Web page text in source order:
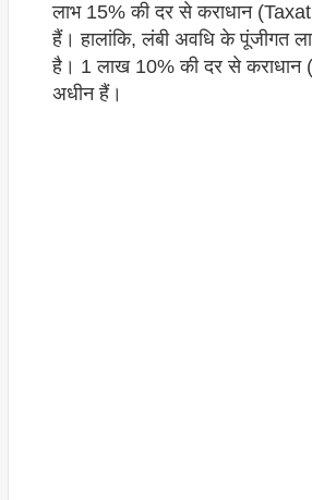
लाभ 15% की दर से कराधान
हैं। हालांकि, लंबी अवधि के पूंजीगत
है। 1 लाख 10% की दर से कराधान
अधीन हैं।